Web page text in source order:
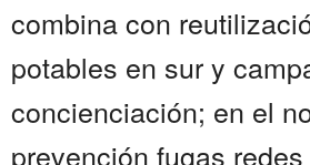
combina con
potables en sur y
concienciación; en el
prevención fugas